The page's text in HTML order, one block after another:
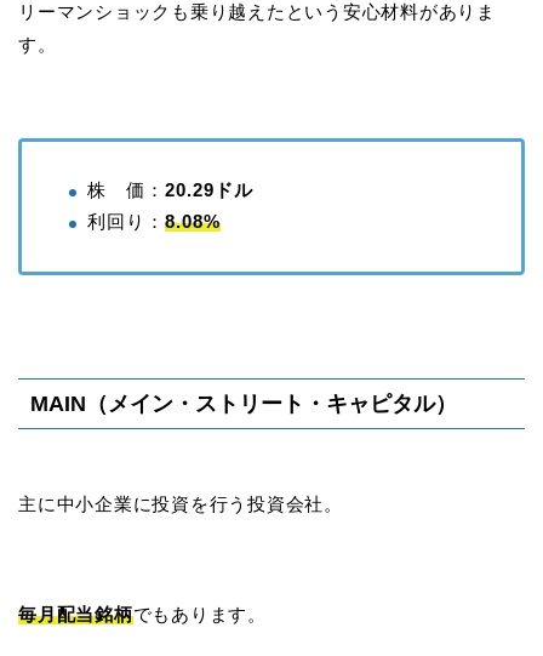
リーマンショックも乗り越えたという安心材料がありま
す。
株 価： 20.29ドル
利回り： 8.08%
MAIN（メイン・ストリート・キャピタル）
主に中小企業に投資を行う投資会社。
毎月配当銘柄でもあります。